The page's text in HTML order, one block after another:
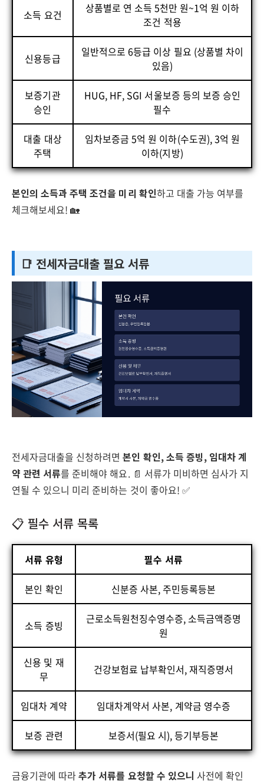
소득 요건
상품별로 연 소득 5천만 원~1억 원 이하
조건 적용
신용등급
일반적으로 6등급 이상 필요 (상품별 차이
있음)
보증기관
승인
HUG, HF, SGI 서울보증 등의 보증 승인
필수
대출 대상
주택
임차보증금 5억 원 이하(수도권), 3억 원
이하(지방)
본인의 소득과 주택 조건을 미리 확인하고 대출 가능 여부를
체크해보세요! 🏡
📑 전세자금대출 필요 서류
전세자금대출을 신청하려면본인 확인, 소득 증빙, 임대차 계
약 관련 서류를 준비해야 해요. 📄 서류가 미비하면 심사가 지
연될 수 있으니 미리 준비하는 것이 좋아요! ✅
📋 필수 서류 목록
서류 유형 필수 서류
본인 확인 신분증 사본, 주민등록등본
소득 증빙
근로소득원천징수영수증, 소득금액증명
원
신용 및 재
무
건강보험료 납부확인서, 재직증명서
임대차 계약 임대차계약서 사본, 계약금 영수증
보증 관련 보증서(필요 시), 등기부등본
금융기관에 따라추가 서류를 요청할 수 있으니 사전에 확인